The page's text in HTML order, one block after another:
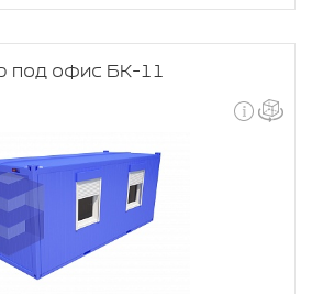
под офис БК-11